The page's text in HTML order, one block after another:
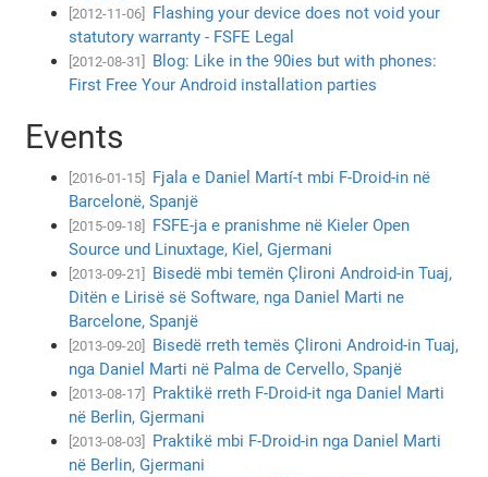
[2012-11-06]
Flashing your device does not void your
statutory warranty - FSFE Legal
[2012-08-31]
Blog: Like in the 90ies but with phones:
First Free Your Android installation parties
Events
[2016-01-15]
Fjala e Daniel Martí-t mbi F-Droid-in në
Barcelonë, Spanjë
[2015-09-18]
FSFE-ja e pranishme në Kieler Open
Source und Linuxtage, Kiel, Gjermani
[2013-09-21]
Bisedë mbi temën Çlironi Android-in Tuaj,
Ditën e Lirisë së Software, nga Daniel Marti ne
Barcelone, Spanjë
[2013-09-20]
Bisedë rreth temës Çlironi Android-in Tuaj,
nga Daniel Marti në Palma de Cervello, Spanjë
[2013-08-17]
Praktikë rreth F-Droid-it nga Daniel Marti
në Berlin, Gjermani
[2013-08-03]
Praktikë mbi F-Droid-in nga Daniel Marti
në Berlin, Gjermani